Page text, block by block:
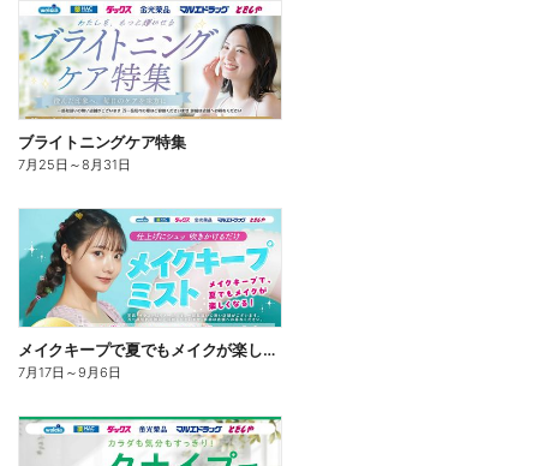
ブライトニングケア特集
7月25日 ～8月31日
メイクキープで夏でもメイクが楽しくなる!
7月17日 ～9月6日